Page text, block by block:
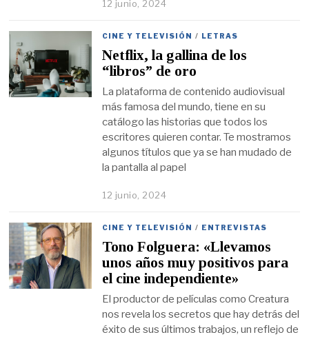
12 junio, 2024
CINE Y TELEVISIÓN / LETRAS
Netflix, la gallina de los
“libros” de oro
La plataforma de contenido audiovisual
más famosa del mundo, tiene en su
catálogo las historias que todos los
escritores quieren contar. Te mostramos
algunos títulos que ya se han mudado de
la pantalla al papel
12 junio, 2024
CINE Y TELEVISIÓN / ENTREVISTAS
Tono Folguera: «Llevamos
unos años muy positivos para
el cine independiente»
El productor de películas como Creatura
nos revela los secretos que hay detrás del
éxito de sus últimos trabajos, un reflejo de